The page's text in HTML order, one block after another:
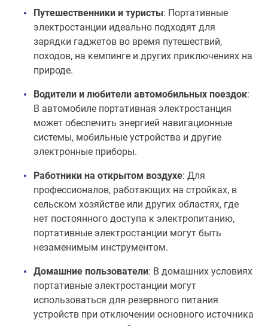
Путешественники и туристы: Портативные
электростанции идеально подходят для
зарядки гаджетов во время путешествий,
походов, на кемпинге и других приключениях на
природе.
Водители и любители автомобильных поездок:
В автомобиле портативная электростанция
может обеспечить энергией навигационные
системы, мобильные устройства и другие
электронные приборы.
Работники на открытом воздухе: Для
профессионалов, работающих на стройках, в
сельском хозяйстве или других областях, где
нет постоянного доступа к электропитанию,
портативные электростанции могут быть
незаменимым инструментом.
Домашние пользователи: В домашних условиях
портативные электростанции могут
использоваться для резервного питания
устройств при отключении основного источника